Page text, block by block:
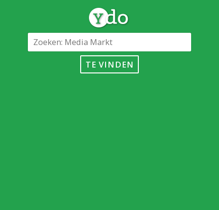
TE VINDEN